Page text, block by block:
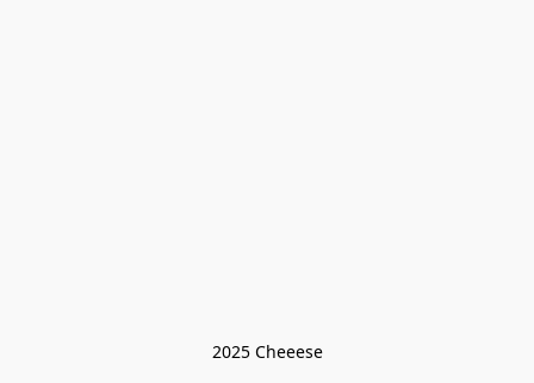
2025 Cheeese